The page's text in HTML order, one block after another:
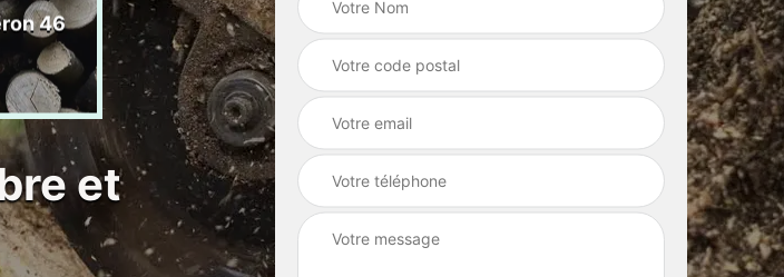
46
Entreprise abattage
d'arbre 46
Entreprise de
jardinage 46
Jardinier taille
haie 46
et